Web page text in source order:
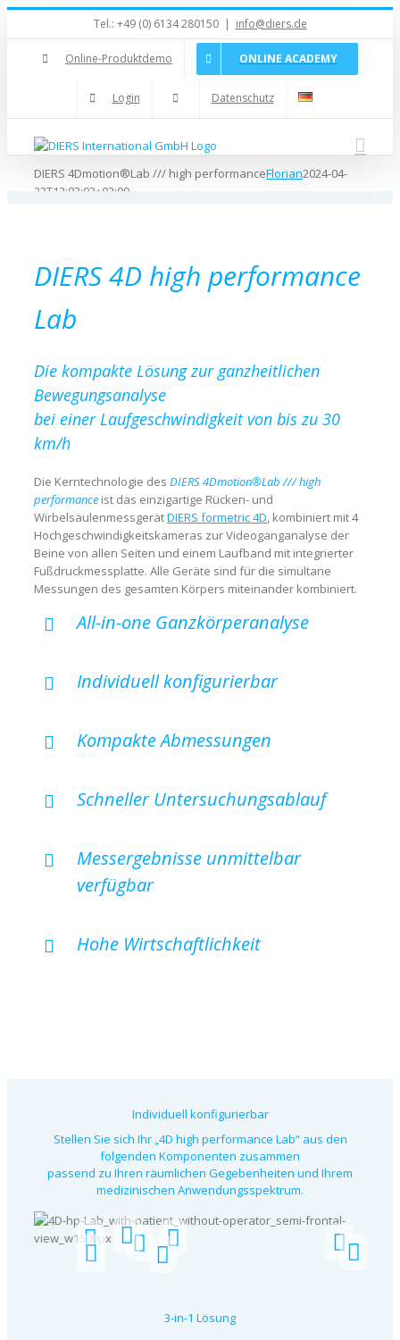
Zum
springen
Tel.: +49 (0) 6134 280150 | info@diers.de
Online-Produktdemo ONLINE ACADEMY
Login Datenschutz
DIERS 4Dmotion®Lab /// high performanceFlorian2024-04-
23T12:03:03+02:00
DIERS 4D high performance
Lab
Die kompakte Lösung zur ganzheitlichen
Bewegungsanalyse
bei einer Laufgeschwindigkeit von bis zu 30
km/h
Die Kerntechnologie des DIERS 4Dmotion®Lab /// high
performance ist das einzigartige Rücken- und
WirbelsäulenmessgerätDIERS formetric 4D, kombiniert mit 4
Hochgeschwindigkeitskameras zur Videoganganalyse der
Beine von allen Seiten und einem Laufband mit integrierter
Fußdruckmessplatte. Alle Geräte sind für die simultane
Messungen des gesamten Körpers miteinander kombiniert.
All-in-one Ganzkörperanalyse
Individuell konfigurierbar
Kompakte Abmessungen
Schneller Untersuchungsablauf
Messergebnisse unmittelbar
verfügbar
Hohe Wirtschaftlichkeit
Individuell konfigurierbar
Stellen Sie sich Ihr „4D high performance Lab“ aus den
folgenden Komponenten zusammen
passend zu Ihren räumlichen Gegebenheiten und Ihrem
medizinischen Anwendungsspektrum.
3-in-1 Lösung